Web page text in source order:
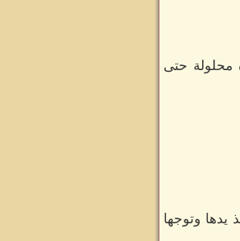
محلولة حتى
يدها وتوجها